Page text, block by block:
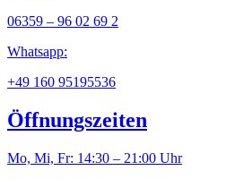
06359 – 96 02 69 2
Whatsapp:
+49 160 95195536
Öffnungszeiten
Mo, Mi, Fr: 14:30 – 21:00 Uhr